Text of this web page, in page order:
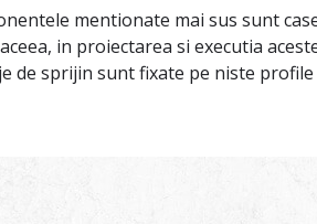
mentionate mai sus sunt
in proiectarea si executia
de sprijin sunt fixate pe niste